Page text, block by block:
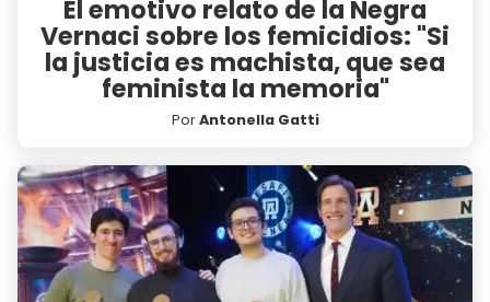
El emotivo relato de la Negra
Vernaci sobre los femicidios: "Si
la justicia es machista, que sea
feminista la memoria"
PorAntonella Gatti